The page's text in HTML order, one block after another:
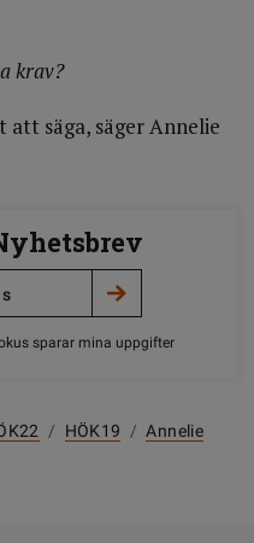
krav?
säga, säger Annelie
sparar mina uppgifter
/ HÖK19 / Annelie